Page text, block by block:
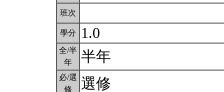
班次
學分 1.0
全/半
年
半年
必/選
修
選修